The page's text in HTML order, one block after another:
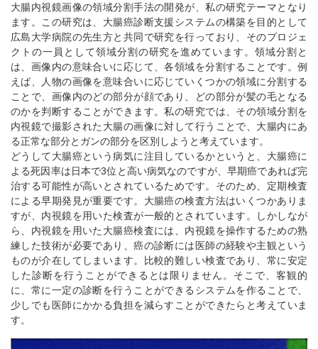
大腸内視鏡画像の領域分割手法の開発が、私の研究テーマとなり
ます。この研究は、大腸癌診断支援システムの構築を目的として
広島大学病院の先生方と共同で研究を行っており、そのプロジェ
クトの一員として領域分割の研究を進めています。領域分割と
は、画像内の意味合いに応じて、各領域を分割することです。例
えば、人物の画像を意味合いに応じていくつかの領域に分割する
ことで、画像内のどの部分が顔であり、どの部分が髪の毛となる
のかを判断することができます。私の研究では、その領域分割を
内視鏡で撮影された大腸の画像に対して行うことで、大腸内にあ
る正常な部分とガンの部分を区別しようと考えています。
どうして大腸癌という病気に注目しているかというと、大腸癌に
よる死因率は日本で3位と高い病気なのですが、早期癌であれば完
治する可能性が高いとされているためです。そのため、定期検査
による早期発見が重要です。大腸癌の検査方法はいくつかありま
すが、内視鏡を用いた検査が一般的とされています。しかしなが
ら、内視鏡を用いた大腸癌検査には、内視鏡を操作するための熟
練した技術が必要であり、癌の診断には医師の経験や主観という
ものが介在してしまいます。比較的難しい検査であり、常に安定
した診断を行うことができるとは限りません。そこで、客観的
に、常に一定の診断を行うことができるシステムを作ることで、
少しでも医師にかかる負担を減らすことができたらと考えていま
す。